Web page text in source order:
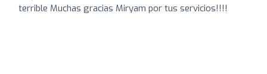
terrible Muchas gracias Miryam por tus servicios!!!!